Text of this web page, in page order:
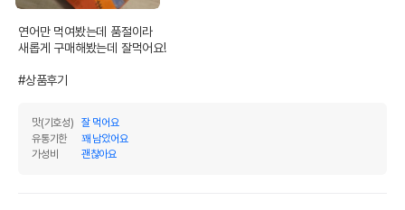
연어만 먹여봤는데 품절이라
새롭게 구매해봤는데 잘먹어요!
#상품후기
맛(기호성)
잘 먹어요
유통기한
꽤 남았어요
가성비
괜찮아요